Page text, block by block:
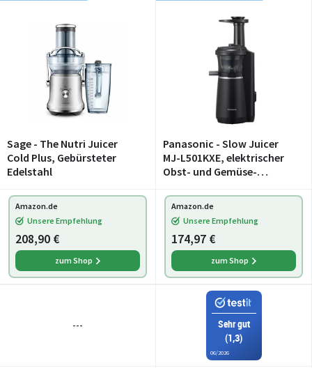
Sage - The Nutri Juicer
Cold Plus, Gebürsteter
Edelstahl
Panasonic - Slow Juicer
MJ-L501KXE, elektrischer
Obst- und Gemüse-
und Kunststoff, schlankes
und kompaktes Design,
Aufsatz für gefroren
Amazon.de
Unsere Empfehlung
208,90 €
zum Shop
Amazon.de
Unsere Empfehlung
174,97 €
zum Shop
---
Sehr gut
(1,3)
06/2026